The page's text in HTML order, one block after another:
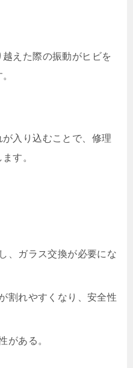
えた際の振動がヒビを
入り込むことで、修理
す。
、ガラス交換が必要にな
割れやすくなり、安全性
がある。